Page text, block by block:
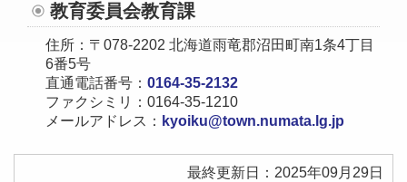
教育委員会教育課
住所：〒078-2202 北海道雨竜郡沼田町南1条4丁目
6番5号
直通電話番号： 0164-35-2132
ファクシミリ：0164-35-1210
メールアドレス： kyoiku@town.numata.lg.jp
最終更新日：2025年09月29日